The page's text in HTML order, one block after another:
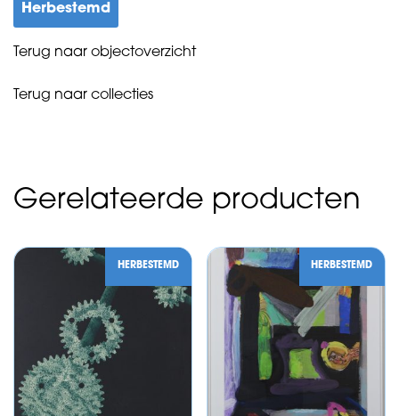
Herbestemd
Terug naar objectoverzicht
Terug naar collecties
Gerelateerde producten
HERBESTEMD HERBESTEMD